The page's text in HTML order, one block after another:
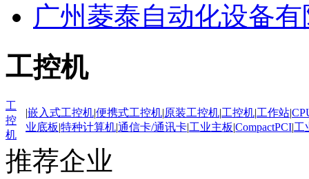
广州菱泰自动化设备
工控机
工
控
机
|嵌入式工控机|便携式工控机|原装工控机|工控机|工作站|
业底板|特种计算机|通信卡/通讯卡|工业主板|CompactPCI|工
推荐企业